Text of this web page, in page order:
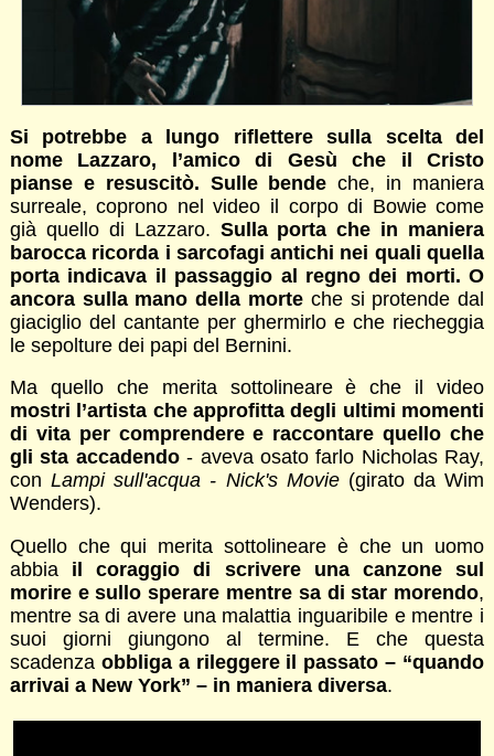
Si potrebbe a lungo riflettere sulla scelta del
nome Lazzaro, l’amico di Gesù che il Cristo
pianse e resuscitò. Sulle bende che, in maniera
surreale, coprono nel video il corpo di Bowie come
già quello di Lazzaro. Sulla porta che in maniera
barocca ricorda i sarcofagi antichi nei quali quella
porta indicava il passaggio al regno dei morti. O
ancora sulla mano della morte che si protende dal
giaciglio del cantante per ghermirlo e che riecheggia
le sepolture dei papi del Bernini.
Ma quello che merita sottolineare è che il video
mostri l’artista che approfitta degli ultimi momenti
di vita per comprendere e raccontare quello che
gli sta accadendo- aveva osato farlo Nicholas Ray,
conLampi sull'acqua - Nick's Movie(girato da Wim
Wenders).
Quello che qui merita sottolineare è che un uomo
abbiail coraggio di scrivere una canzone sul
morire e sullo sperare mentre sa di star morendo,
mentre sa di avere una malattia inguaribile e mentre i
suoi giorni giungono al termine. E che questa
scadenza obbliga a rileggere il passato – “quando
arrivai a New York” – in maniera diversa.